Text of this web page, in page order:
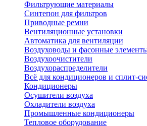
Фильтрующие материалы
Синтепон для фильтров
Приводные ремни
Вентиляционные установки
Автоматика для вентиляции
Воздуховоды и фасонные
Воздухоочистители
Воздухораспределители
Всё для кондиционеров и сплит-
Кондиционеры
Осушители воздуха
Охладители воздуха
Промышленные кондиционеры
Тепловое оборудование